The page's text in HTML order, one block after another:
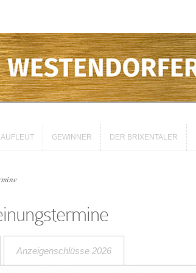
GEWINNER DER BRIXENTALER
Anzeigenschlüsse 2026